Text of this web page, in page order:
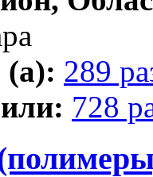
(а): 289
728